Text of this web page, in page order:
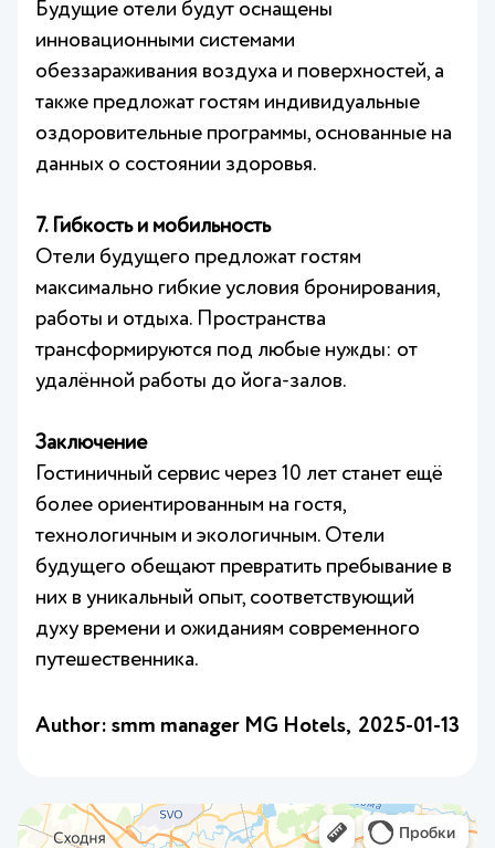
Будущие отели будут оснащены
инновационными системами
обеззараживания воздуха и поверхностей, а
также предложат гостям индивидуальные
оздоровительные программы, основанные на
данных о состоянии здоровья.
7. Гибкость и мобильность
Отели будущего предложат гостям
максимально гибкие условия бронирования,
работы и отдыха. Пространства
трансформируются под любые нужды: от
удалённой работы до йога-залов.
Заключение
Гостиничный сервис через 10 лет станет ещё
более ориентированным на гостя,
технологичным и экологичным. Отели
будущего обещают превратить пребывание в
них в уникальный опыт, соответствующий
духу времени и ожиданиям современного
путешественника.
Author: smm manager MG Hotels, 2025-01-13